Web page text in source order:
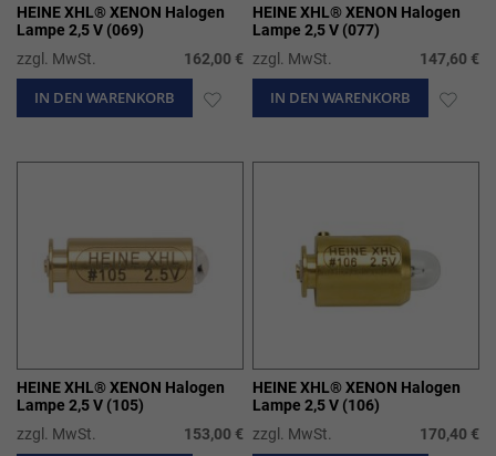
HEINE XHL® XENON Halogen
Lampe 2,5 V (069)
zzgl. MwSt.
162,00 €
IN DEN WARENKORB ZUR
HEINE XHL® XENON Halogen
Lampe 2,5 V (077)
zzgl. MwSt.
147,60 €
IN DEN WARENKORB ZUR
HEINE XHL® XENON Halogen
Lampe 2,5 V (105)
zzgl. MwSt.
153,00 €
HEINE XHL® XENON Halogen
Lampe 2,5 V (106)
zzgl. MwSt.
170,40 €